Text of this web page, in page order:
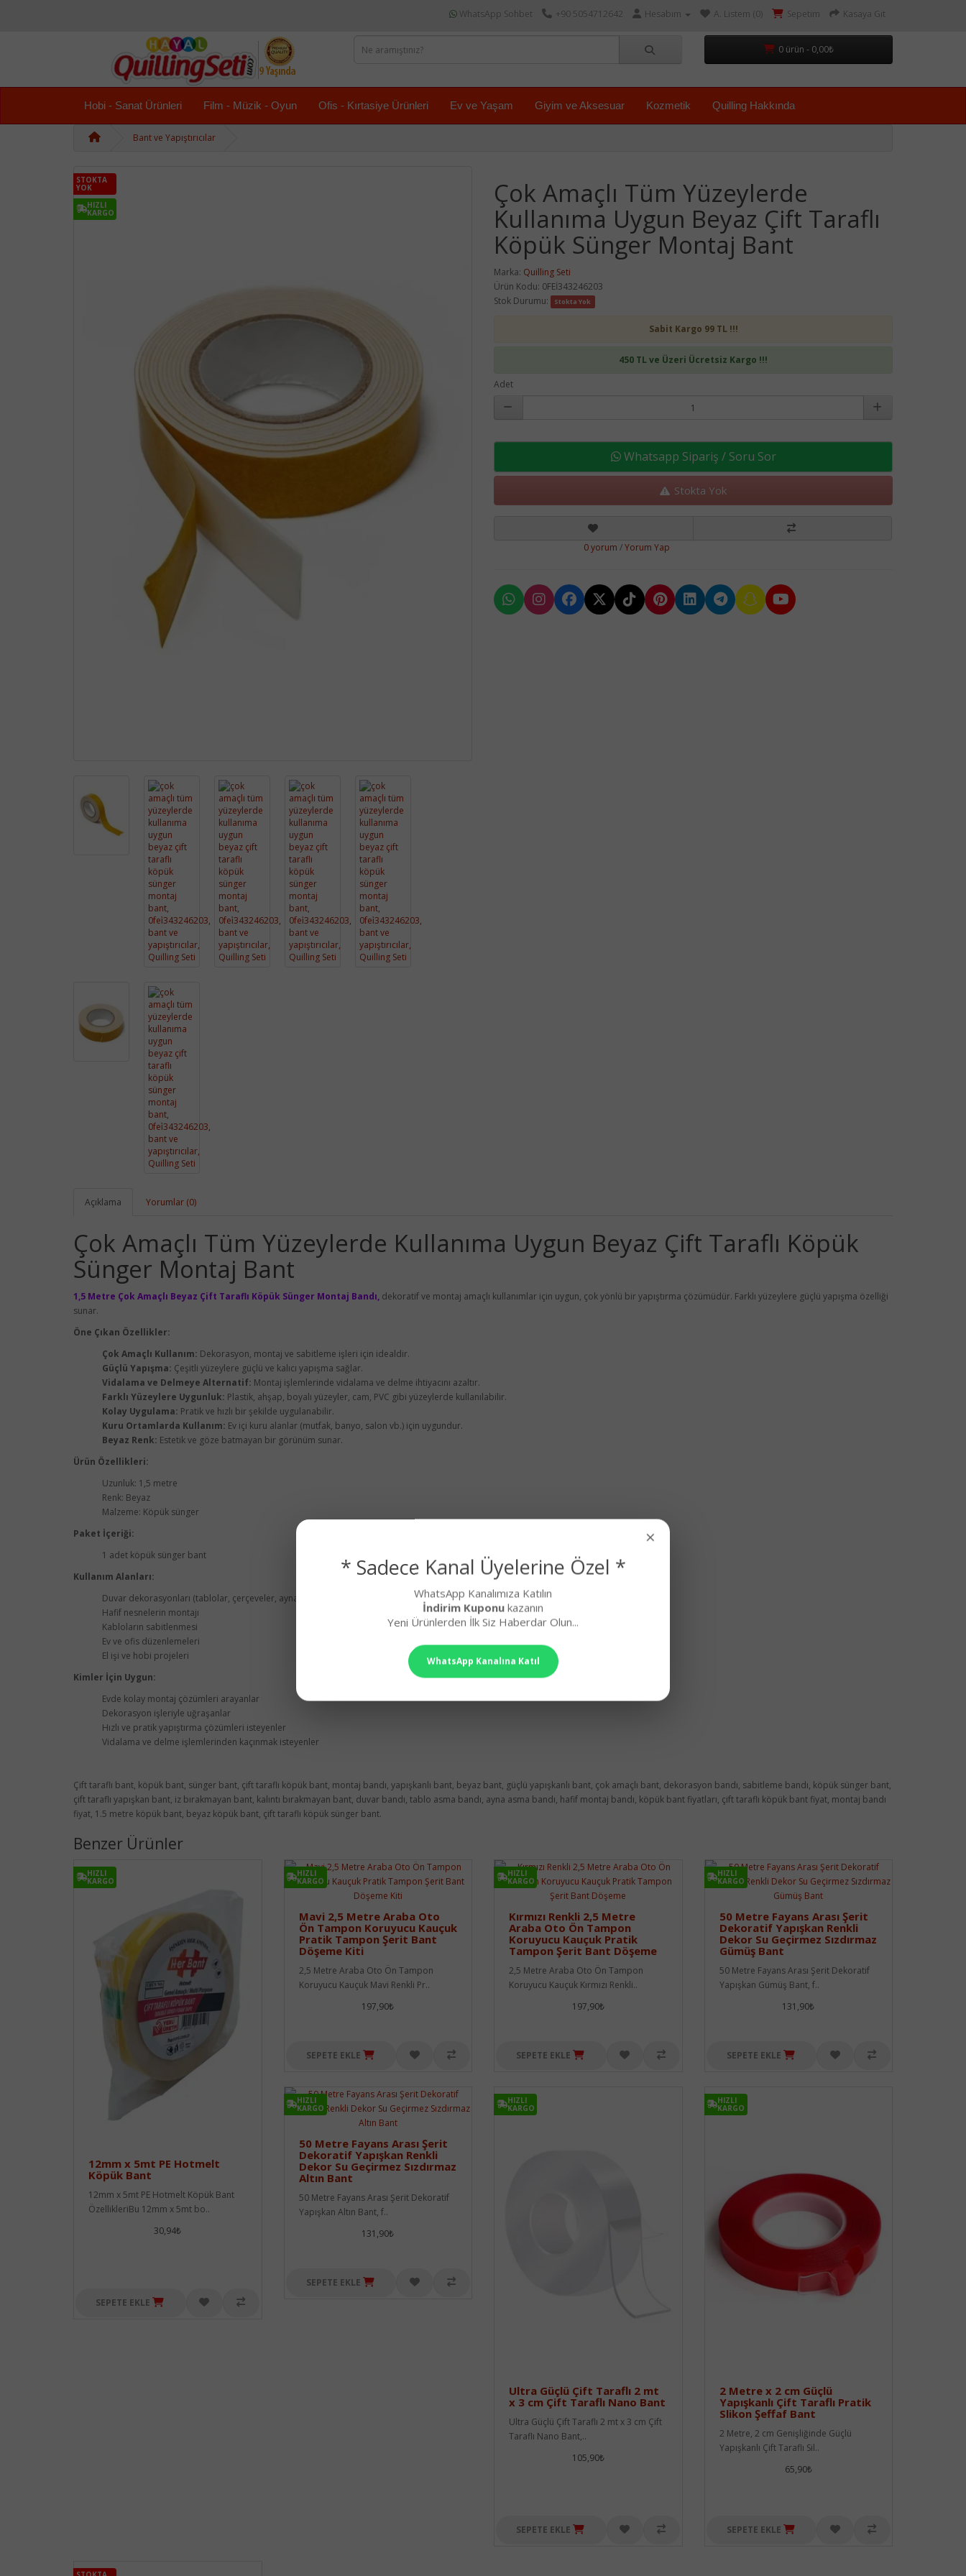
WhatsApp Sohbet +90 5054712642 Hesabım A. Listem (0) Sepetim Kasaya Git
0 ürün - 0,00₺
Hobi - Sanat Ürünleri Film - Müzik - Oyun Ofis - Kırtasiye Ürünleri Ev ve Yaşam Giyim ve Aksesuar Kozmetik Quilling Hakkında
Bant ve Yapıştırıcılar
STOKTA
YOK
HIZLI
KARGO
Çok Amaçlı Tüm Yüzeylerde
Kullanıma Uygun Beyaz Çift Taraflı
Köpük Sünger Montaj Bant
Marka: Quilling Seti
Ürün Kodu: 0FEİ343246203
Stok Durumu:
Stokta Yok
Sabit Kargo 99 TL !!!
450 TL ve Üzeri Ücretsiz Kargo !!!
Adet
Whatsapp Sipariş / Soru Sor
Stokta Yok
0 yorum /Yorum Yap
Açıklama Yorumlar (0)
Çok Amaçlı Tüm Yüzeylerde Kullanıma Uygun Beyaz Çift Taraflı Köpük
Sünger Montaj Bant
1,5 Metre Çok Amaçlı Beyaz Çift Taraflı Köpük Sünger Montaj Bandı, dekoratif ve montaj amaçlı kullanımlar için uygun, çok yönlü bir yapıştırma çözümüdür. Farklı yüzeylere güçlü yapışma özelliği
sunar.
Öne Çıkan Özellikler:
Çok Amaçlı Kullanım: Dekorasyon, montaj ve sabitleme işleri için idealdir.
Güçlü Yapışma: Çeşitli yüzeylere güçlü ve kalıcı yapışma sağlar.
Vidalama ve Delmeye Alternatif: Montaj işlemlerinde vidalama ve delme ihtiyacını azaltır.
Farklı Yüzeylere Uygunluk: Plastik, ahşap, boyalı yüzeyler, cam, PVC gibi yüzeylerde kullanılabilir.
Kolay Uygulama: Pratik ve hızlı bir şekilde uygulanabilir.
Kuru Ortamlarda Kullanım: Ev içi kuru alanlar (mutfak, banyo, salon vb.) için uygundur.
Beyaz Renk: Estetik ve göze batmayan bir görünüm sunar.
Ürün Özellikleri:
Uzunluk: 1,5 metre
Renk: Beyaz
Malzeme: Köpük sünger
Paket İçeriği:
1 adet köpük sünger bant
Kullanım Alanları:
Duvar dekorasyonları (tablolar, çerçeveler, aynalar vb.)
Hafif nesnelerin montajı
Kabloların sabitlenmesi
Ev ve ofis düzenlemeleri
El işi ve hobi projeleri
Kimler İçin Uygun:
Evde kolay montaj çözümleri arayanlar
Dekorasyon işleriyle uğraşanlar
Hızlı ve pratik yapıştırma çözümleri isteyenler
Vidalama ve delme işlemlerinden kaçınmak isteyenler
Çift taraflı bant, köpük bant, sünger bant, çift taraflı köpük bant, montaj bandı, yapışkanlı bant, beyaz bant, güçlü yapışkanlı bant, çok amaçlı bant, dekorasyon bandı, sabitleme bandı, köpük sünger bant,
çift taraflı yapışkan bant, iz bırakmayan bant, kalıntı bırakmayan bant, duvar bandı, tablo asma bandı, ayna asma bandı, hafif montaj bandı, köpük bant fiyatları, çift taraflı köpük bant fiyat, montaj bandı
fiyat, 1.5 metre köpük bant, beyaz köpük bant, çift taraflı köpük sünger bant.
Benzer Ürünler
HIZLI
KARGO
12mm x 5mt PE Hotmelt
Köpük Bant
12mm x 5mt PE Hotmelt Köpük Bant
ÖzellikleriBu 12mm x 5mt bo..
30,94₺
SEPETE EKLE
HIZLI
KARGO
Mavi 2,5 Metre Araba Oto
Ön Tampon Koruyucu Kauçuk
Pratik Tampon Şerit Bant
Döşeme Kiti
2,5 Metre Araba Oto Ön Tampon
Koruyucu Kauçuk Mavi Renkli Pr..
197,90₺
SEPETE EKLE
HIZLI
KARGO
Kırmızı Renkli 2,5 Metre
Araba Oto Ön Tampon
Koruyucu Kauçuk Pratik
Tampon Şerit Bant Döşeme
2,5 Metre Araba Oto Ön Tampon
Koruyucu Kauçuk Kırmızı Renkli..
197,90₺
SEPETE EKLE
HIZLI
KARGO
50 Metre Fayans Arası Şerit
Dekoratif Yapışkan Renkli
Dekor Su Geçirmez Sızdırmaz
Gümüş Bant
50 Metre Fayans Arası Şerit Dekoratif
Yapışkan Gümüş Bant, f..
131,90₺
SEPETE EKLE
HIZLI
KARGO
50 Metre Fayans Arası Şerit
Dekoratif Yapışkan Renkli
Dekor Su Geçirmez Sızdırmaz
Altın Bant
50 Metre Fayans Arası Şerit Dekoratif
Yapışkan Altın Bant, f..
131,90₺
SEPETE EKLE
HIZLI
KARGO
Ultra Güçlü Çift Taraflı 2 mt
x 3 cm Çift Taraflı Nano Bant
Ultra Güçlü Çift Taraflı 2 mt x 3 cm Çift
Taraflı Nano Bant,..
105,90₺
SEPETE EKLE
HIZLI
KARGO
2 Metre x 2 cm Güçlü
Yapışkanlı Çift Taraflı Pratik
Slikon Şeffaf Bant
2 Metre, 2 cm Genişliğinde Güçlü
Yapışkanlı Çift Taraflı Sil..
65,90₺
SEPETE EKLE
×
* Sadece Kanal Üyelerine Özel *
WhatsApp Kanalımıza Katılın
İndirim Kuponu kazanın
Yeni Ürünlerden İlk Siz Haberdar Olun...
WhatsApp Kanalına Katıl